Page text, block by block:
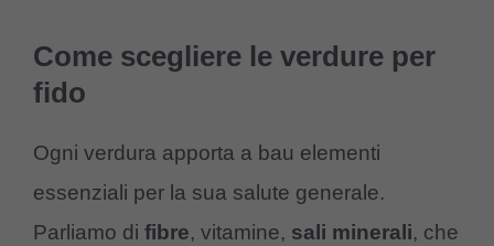
Come scegliere le verdure per
fido
Ogni verdura apporta a bau elementi
essenziali per la sua salute generale.
Parliamo di fibre, vitamine, sali minerali, che